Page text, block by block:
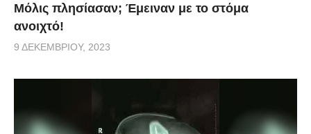
Μόλις πλησίασαν; Έμειναν με το στόμα
ανοιχτό!
9 ΔΕΚΕΜΒΡΊΟΥ, 2023